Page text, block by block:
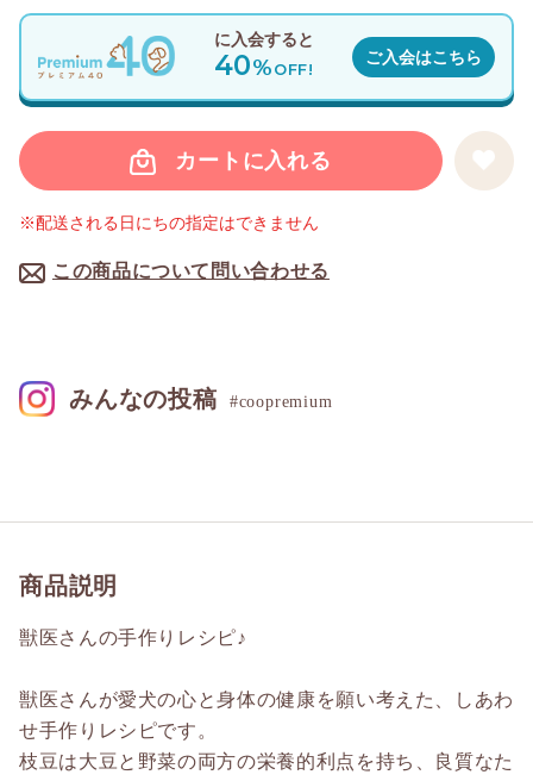
カートに入れる
この商品について問い合わせる
※配送される日にちの指定はできません
に入会すると
40%OFF!
ご入会はこちら
商品説明
獣医さんの手作りレシピ♪
獣医さんが愛犬の心と身体の健康を願い考えた、しあわ
せ手作りレシピです。
枝豆は大豆と野菜の両方の栄養的利点を持ち、良質なた
みんなの投稿 #coopremium